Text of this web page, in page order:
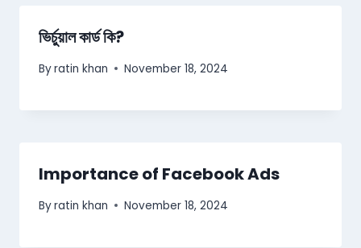
ভির্চুয়াল কার্ড কি?
Byratin khan November 18, 2024
Importance of Facebook Ads
Byratin khan November 18, 2024